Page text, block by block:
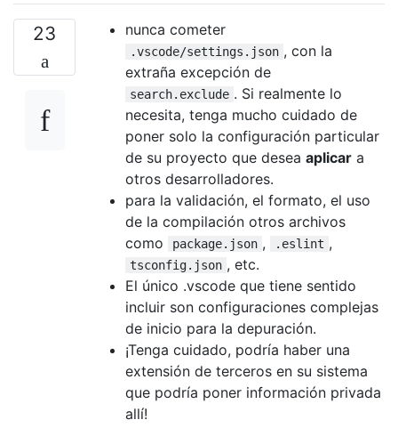
23 nunca cometer
.vscode/settings.json , con la
extraña excepción de
search.exclude . Si realmente lo
necesita, tenga mucho cuidado de
poner solo la configuración particular
de su proyecto que desea aplicar a
otros desarrolladores.
para la validación, el formato, el uso
de la compilación otros archivos
como
package.json , .eslint ,
tsconfig.json , etc.
El único .vscode que tiene sentido
incluir son configuraciones complejas
de inicio para la depuración.
¡Tenga cuidado, podría haber una
extensión de terceros en su sistema
que podría poner información privada
allí!